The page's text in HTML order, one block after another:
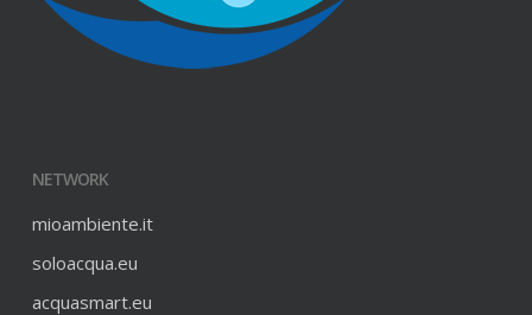
NETWORK
mioambiente.it
soloacqua.eu
acquasmart.eu